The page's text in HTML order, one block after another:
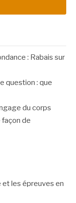
: Rabais sur
question : que
du corps
façon de
et les épreuves en